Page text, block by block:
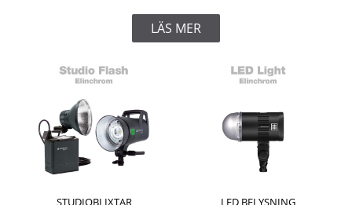
LÄS MER
STUDIOBLIXTAR LED BELYSNING